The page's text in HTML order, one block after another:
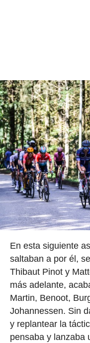
En esta siguiente
saltaban a por él,
Thibaut Pinot y
más adelante,
Martin, Benoot,
Johannessen. Sin
y replantear la
pensaba y lanzaba